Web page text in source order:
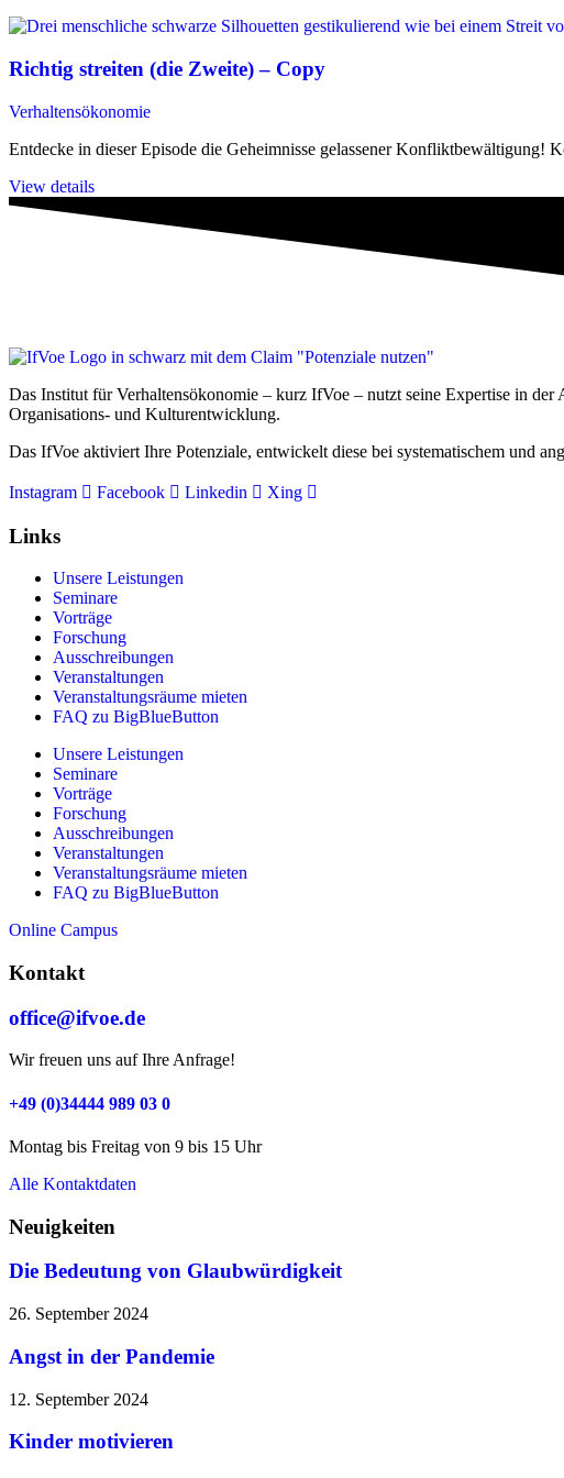
Richtig streiten (die Zweite) – Copy
Verhaltensökonomie
Entdecke in dieser Episode die Geheimnisse gelassener
View details
Das Institut für Verhaltensökonomie – kurz IfVoe – nutzt seine Expertise in
Organisations- und Kultur­entwicklung.
Das IfVoe aktiviert Ihre Potenziale, entwickelt diese bei systematischem und
Instagram Facebook Linkedin Xing
Links
Unsere Leistungen
Seminare
Vorträge
Forschung
Ausschreibungen
Veranstaltungen
Veranstaltungs­räume mieten
FAQ zu BigBlueButton
Unsere Leistungen
Seminare
Vorträge
Forschung
Ausschreibungen
Veranstaltungen
Veranstaltungs­räume mieten
FAQ zu BigBlueButton
Online Campus
Kontakt
office@ifvoe.de
Wir freuen uns auf Ihre Anfrage!
+49 (0)34444 989 03 0
Montag bis Freitag von 9 bis 15 Uhr
Alle Kontaktdaten
Neuigkeiten
Die Bedeutung von Glaubwürdigkeit
26. September 2024
Angst in der Pandemie
12. September 2024
Kinder motivieren